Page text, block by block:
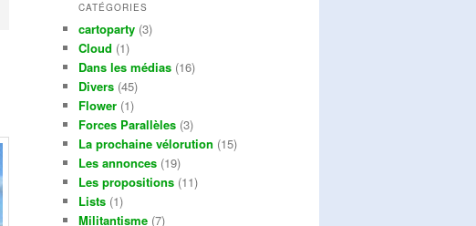
CATÉGORIES
cartoparty (3)
Cloud (1)
Dans les médias (16)
Divers (45)
Flower (1)
Forces Parallèles (3)
La prochaine vélorution (15)
Les annonces (19)
Les propositions (11)
Lists (1)
Militantisme (7)